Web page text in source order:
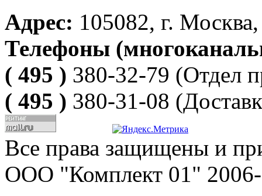
Адрес: 105082, г.
Телефоны
( 495 ) 380-32-79 (Отдел
( 495 ) 380-31-08
Все права защищены и
ООО "Комплект 01" 2006-